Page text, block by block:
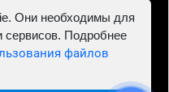
ИНН 781302555843,
Они необходимы для
сервисов. Подробнее
файлов